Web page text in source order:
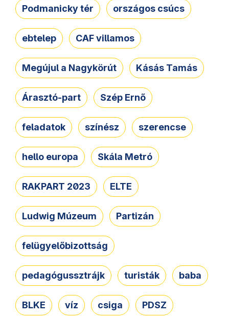
Podmanicky tér országos csúcs
ebtelep CAF villamos
Megújul a Nagykörút Kásás Tamás
Árasztó-part Szép Ernő
feladatok színész szerencse
hello europa Skála Metró
RAKPART 2023 ELTE
Ludwig Múzeum Partizán
felügyelőbizottság
pedagógussztrájk turisták baba
BLKE víz csiga PDSZ